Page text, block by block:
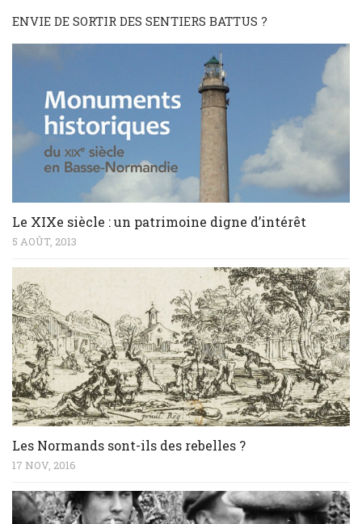
ENVIE DE SORTIR DES SENTIERS BATTUS ?
Le XIXe siècle : un patrimoine digne d’intérêt
5 AOÛT, 2013
Les Normands sont-ils des rebelles ?
17 NOV, 2016